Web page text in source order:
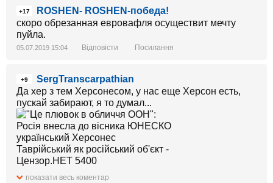
+17
ROSHEN- ROSHEN-победа!
скоро обрезанная евровафля осуществит мечту
пуйла.
05.07.2019 15:04 Відповісти Посилання
+9
SergTranscarpathian
Да хер з тем Херсонесом, у нас еще Херсон есть,
пускай забирают, я то думал...
показати весь коментар